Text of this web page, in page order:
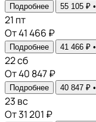
Подробнее 55 105 ₽ •
21 пт
От 41 466 ₽
Подробнее 41 466 ₽ •
22сб
От 40 847 ₽
Подробнее 40 847 ₽ •
23 вс
От 31 201 ₽